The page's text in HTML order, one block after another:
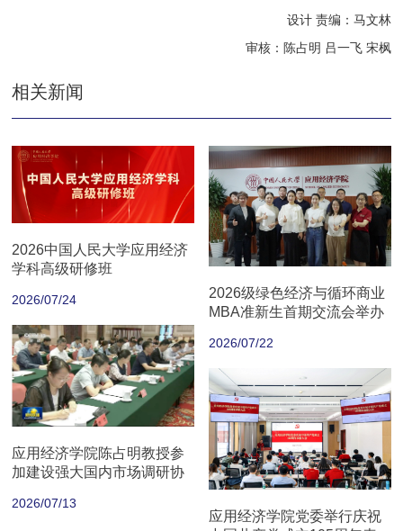
设计 责编：马文林
审核：陈占明 吕一飞 宋枫
相关新闻
2026中国人民大学应用经济
学科高级研修班
2026/07/24
2026级绿色经济与循环商业
MBA准新生首期交流会举办
2026/07/22
应用经济学院陈占明教授参
加建设强大国内市场调研协
2026/07/13
应用经济学院党委举行庆祝